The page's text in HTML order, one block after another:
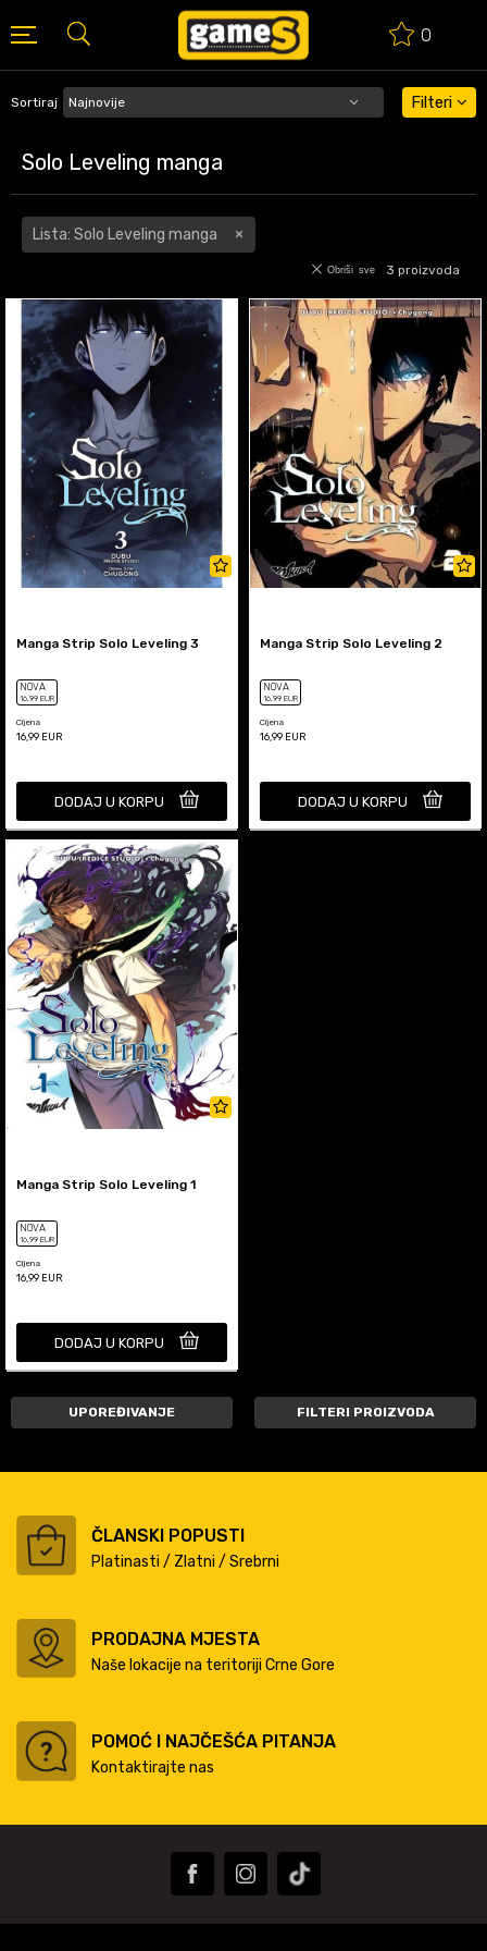
0
BESPLATNA ISPORUKA PORUDŽBINA PREKO 50 EUR
Solo Leveling manga
Sortiraj Filteri
Lista: Solo Leveling manga
3 proizvoda
Obriši sve
Manga Strip Solo Leveling 3
NOVA
16,99 EUR
Cijena
16,99 EUR
DODAJ U KORPU
Manga Strip Solo Leveling 2
NOVA
16,99 EUR
Cijena
16,99 EUR
DODAJ U KORPU
Manga Strip Solo Leveling 1
NOVA
16,99 EUR
Cijena
16,99 EUR
DODAJ U KORPU
UPOREĐIVANJE FILTERI PROIZVODA
ČLANSKI POPUSTI
Platinasti / Zlatni / Srebrni
PRODAJNA MJESTA
Naše lokacije na teritoriji Crne Gore
POMOĆ I NAJČEŠĆA PITANJA
Kontaktirajte nas